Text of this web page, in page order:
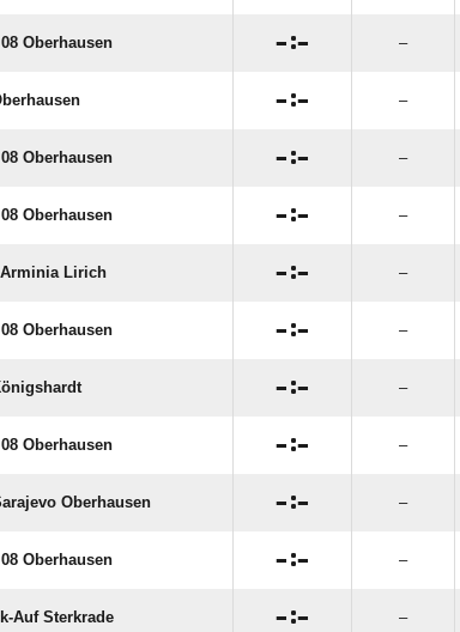
Oberhausen : –
: –
Oberhausen : –
Oberhausen : –
Arminia Lirich : –
Oberhausen : –
: –
Oberhausen : –
Oberhausen : –
Oberhausen : –
Auf Sterkrade : –